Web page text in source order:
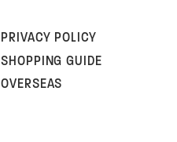
PRIVACY POLICY
SHOPPING GUIDE
OVERSEAS